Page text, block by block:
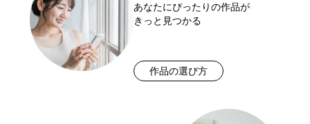
あなたにぴったりの作品が
きっと見つかる
作品の選び方